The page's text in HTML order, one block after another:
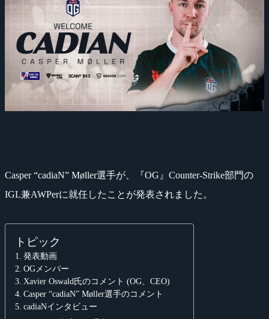
Casper “cadiaN” Møller選手が、『OG』Counter-Strike部門の
IGL兼AWPerに就任したことが発表されました。
トピック
発表動画
OGメンバー
Xavier Oswald氏のコメント (OG、CEO)
Casper “cadiaN” Møller選手のコメント
cadiaNインタビュー